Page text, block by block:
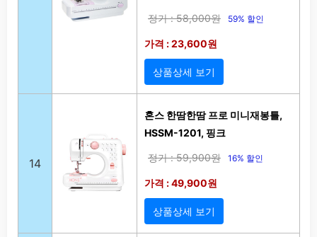
정가 : 58,000원 59% 할인
가격 : 23,600원
상품상세 보기
14
혼스 한땀한땀 프로 미니재봉틀,
HSSM-1201, 핑크
정가 : 59,900원 16% 할인
가격 : 49,900원
상품상세 보기